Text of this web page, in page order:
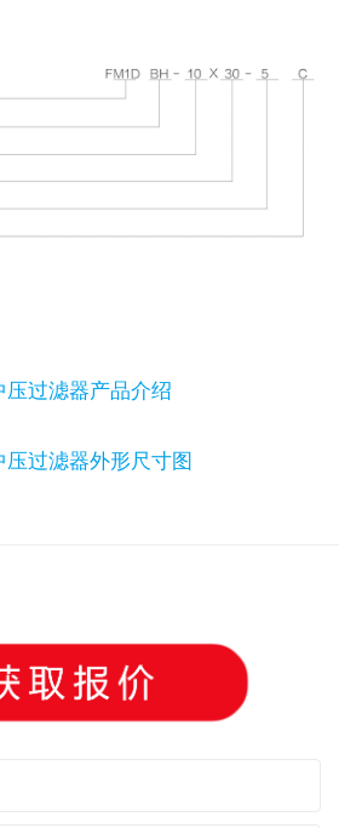
压过滤器产品介绍
压过滤器外形尺寸图